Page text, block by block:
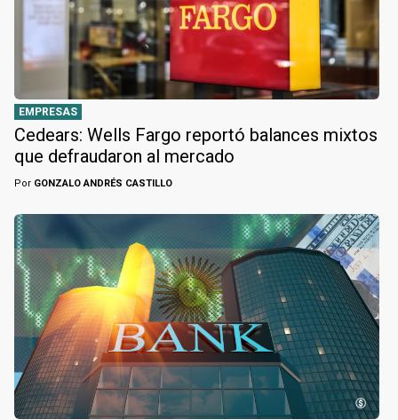
EMPRESAS
Cedears: Wells Fargo reportó balances mixtos
que defraudaron al mercado
Por GONZALO ANDRÉS CASTILLO